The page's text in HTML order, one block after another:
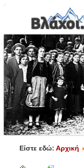
Είστε εδώ: Αρχική